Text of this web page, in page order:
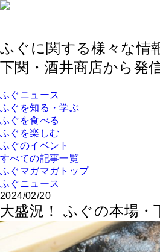
ふぐに関する様々な情
下関・酒井商店から発
ふぐニュース
ふぐを知る・学ぶ
ふぐを食べる
ふぐを楽しむ
ふぐのイベント
すべての記事一覧
ふぐマガマガトップ
ふぐニュース
2024/02/20
大盛況！ ふぐの本場